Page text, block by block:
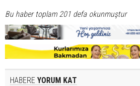
Bu haber toplam 201 defa okunmuştur
HABERE YORUM KAT